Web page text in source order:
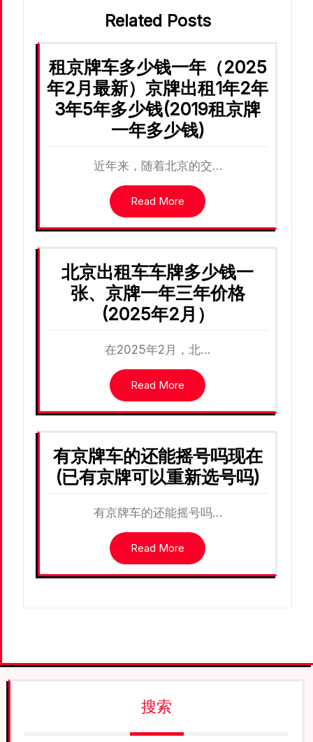
Related Posts
租京牌车多少钱一年（2025
年2月最新）京牌出租1年2年
3年5年多少钱(2019租京牌
一年多少钱)
近年来，随着北京的交…
Read More
北京出租车车牌多少钱一
张、京牌一年三年价格
(2025年2月）
在2025年2月，北…
Read More
有京牌车的还能摇号吗现在
(已有京牌可以重新选号吗)
有京牌车的还能摇号吗…
Read More
搜索